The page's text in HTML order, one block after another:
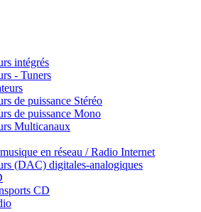
intégrés
- Tuners
de puissance Stéréo
de puissance Mono
Multicanaux
en réseau / Radio Internet
(DAC) digitales-analogiques
CD